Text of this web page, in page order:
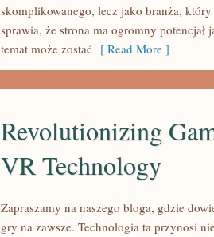
skomplikowanego, lecz jako branża, który
sprawia, że strona ma ogromny
temat może zostać [ Read More ]
Revolutionizing
VR Technology
Zapraszamy na naszego bloga, gdzie
gry na zawsze. Technologia ta przynosi